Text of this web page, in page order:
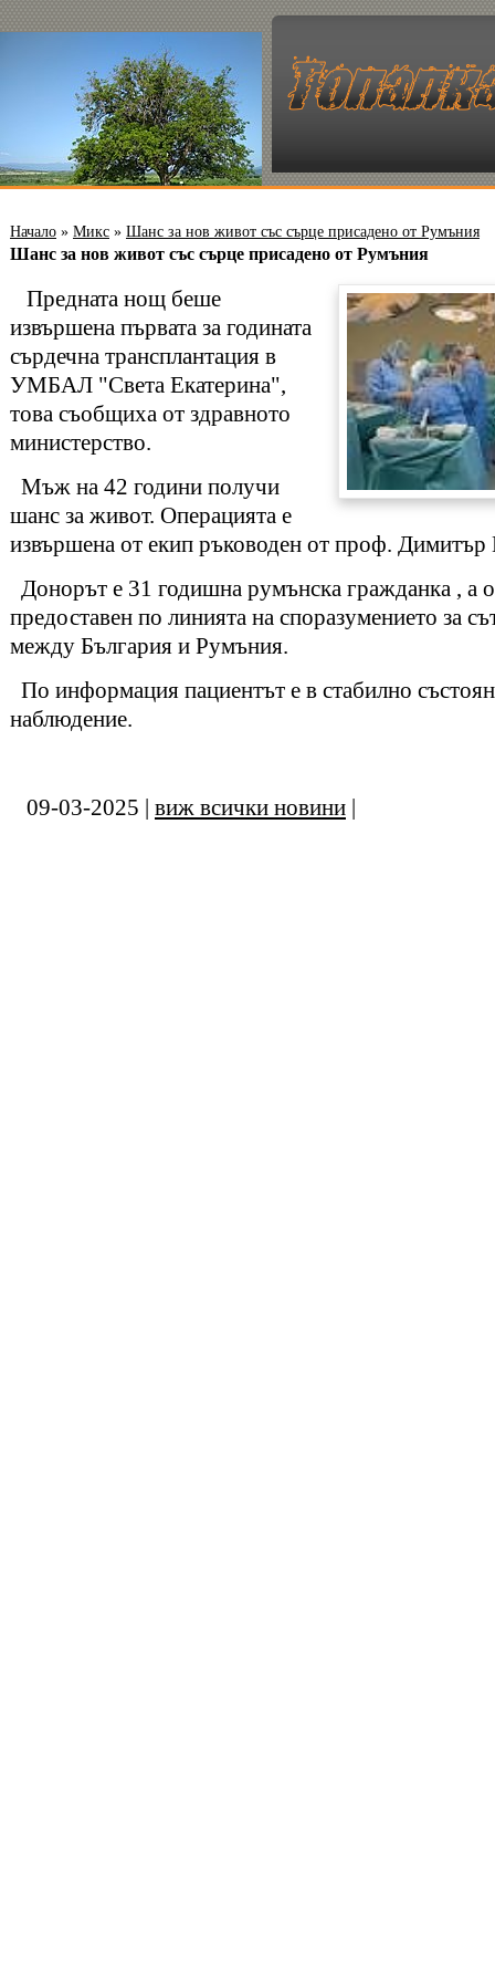
Начало » Микс » Шанс за нов живот със сърце присадено от Румъния
Шанс за нов живот със сърце присадено от Румъния
Предната нощ беше
извършена първата за годината
сърдечна трансплантация в
УМБАЛ "Света Екатерина",
това съобщиха от здравното
министерство.
Мъж на 42 години получи
шанс за живот. Операцията е
извършена от екип ръководен от проф. Димитър
Донорът е 31 годишна румънска гражданка , а
предоставен по линията на споразумението за
между България и Румъния.
По информация пациентът е в стабилно
наблюдение.
09-03-2025 | виж всички новини |